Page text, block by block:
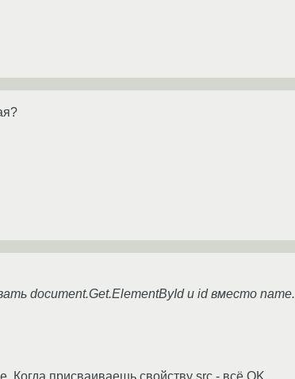
document.Get.ElementById и id вместо name.
Когда присваиваешь свойству src - всё OK.